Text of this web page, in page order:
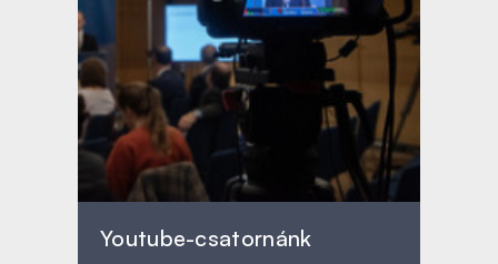
Youtube-csatornánk